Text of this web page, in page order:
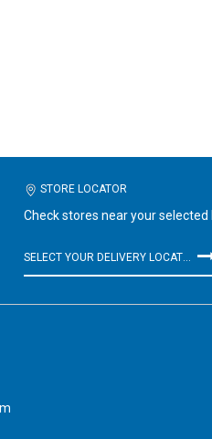
STORE LOCATOR
Check stores near your selected